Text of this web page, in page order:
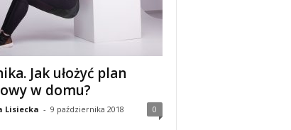
Jak ułożyć plan
w domu?
Lisiecka - 9 października 2018 0